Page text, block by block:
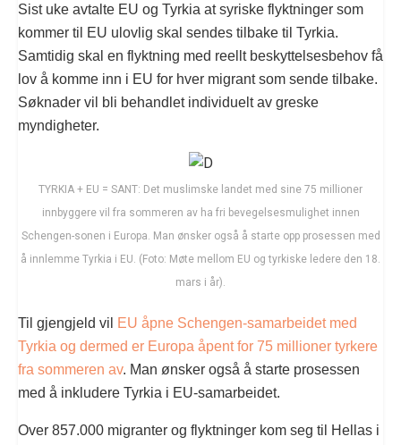
Sist uke avtalte EU og Tyrkia at syriske flyktninger som
kommer til EU ulovlig skal sendes tilbake til Tyrkia.
Samtidig skal en flyktning med reellt beskyttelsesbehov få
lov å komme inn i EU for hver migrant som sende tilbake.
Søknader vil bli behandlet individuelt av greske
myndigheter.
TYRKIA + EU = SANT: Det muslimske landet med sine 75 millioner
innbyggere vil fra sommeren av ha fri bevegelsesmulighet innen
Schengen-sonen i Europa. Man ønsker også å starte opp prosessen med
å innlemme Tyrkia i EU. (Foto: Møte mellom EU og tyrkiske ledere den 18.
mars i år).
Til gjengjeld vil
EU åpne Schengen-samarbeidet med
Tyrkia og dermed er Europa åpent for 75 millioner tyrkere
fra sommeren av. Man ønsker også å starte prosessen
med å inkludere Tyrkia i EU-samarbeidet.
Over 857.000 migranter og flyktninger kom seg til Hellas i